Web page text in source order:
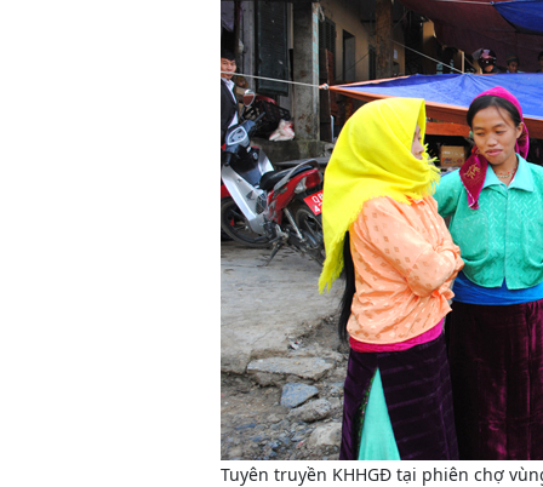
Tuyên truyền KHHGĐ tại phiên chợ